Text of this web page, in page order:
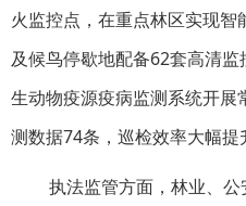
火监控点，在重点林区实现
及候鸟停歇地配备62套高清
生动物疫源疫病监测系统开
测数据74条，巡检效率大幅提
执法监管方面，林业、